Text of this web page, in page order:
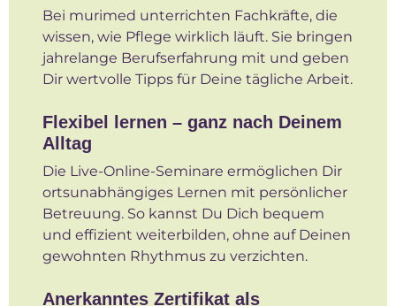
Bei murimed unterrichten Fachkräfte, die
wissen, wie Pflege wirklich läuft. Sie bringen
jahrelange Berufserfahrung mit und geben
Dir wertvolle Tipps für Deine tägliche Arbeit.
Flexibel lernen – ganz nach Deinem
Alltag
Die Live-Online-Seminare ermöglichen Dir
ortsunabhängiges Lernen mit persönlicher
Betreuung. So kannst Du Dich bequem
und effizient weiterbilden, ohne auf Deinen
gewohnten Rhythmus zu verzichten.
Anerkanntes Zertifikat als